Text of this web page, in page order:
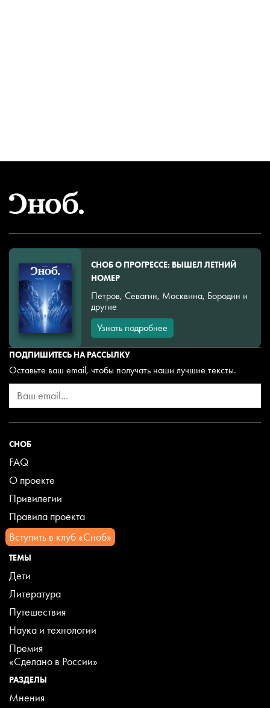
СНОБ
FAQ
О проекте
Привилегии
Правила проекта
Вступить в клуб «Сноб»
ТЕМЫ
Дети
Литература
Путешествия
Наука и технологии
Премия
«Сделано в России»
РАЗДЕЛЫ
Мнения
СНОБ О ПРОГРЕССЕ: ВЫШЕЛ ЛЕТНИЙ
НОМЕР
Петров, Севагин, Москвина, Бородин и
другие
Узнать подробнее
ПОДПИШИТЕСЬ НА РАССЫЛКУ
Оставьте ваш email, чтобы получать наши лучшие тексты.